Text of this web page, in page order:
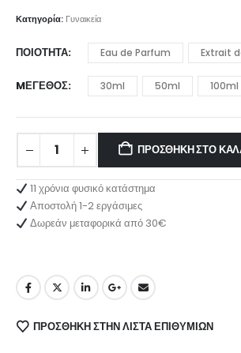
through
25.00 €
Κατηγορία: Γυναικεία
ΠΟΙΌΤΗΤΑ Eau de Parfum Extrait
MΈΓΕΘΟΣ 30ml 50ml 100ml
ΠΡΟΣΘΉΚΗ ΣΤΟ
11 χρόνια φυσικό κατάστημα
Αποστολή 1-2 εργάσιμες
Δωρεάν μεταφορικά από 30€
ΠΡΌΣΘΉΚΗ ΣΤΗΝ ΛΊΣΤΑ ΕΠΙΘΥΜΙΏΝ